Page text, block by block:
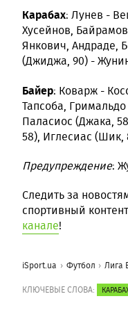
Карабах: Лунев -
Хусейнов,
Янкович, Андраде,
(Джиджа, 90) -
Байер: Коварж -
Тапсоба,
Паласиос (Джака,
58), Иглесиас (Шик,
Предупреждение:
Следить за
спортивный
канале!
iSport.ua Футбол Лига
КЛЮЧЕВЫЕ СЛОВА: